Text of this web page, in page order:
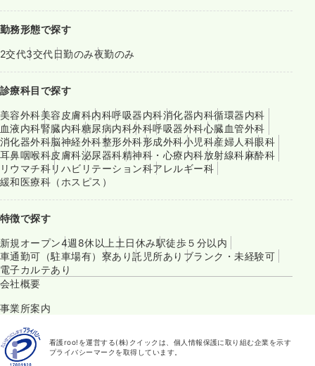
勤務形態で探す
2交代3交代日勤のみ夜勤のみ
診療科目で探す
美容外科美容皮膚科内科呼吸器内科消化器内科循環器内科
血液内科腎臓内科糖尿病内科外科呼吸器外科心臓血管外科
消化器外科脳神経外科整形外科形成外科小児科産婦人科眼科
耳鼻咽喉科皮膚科泌尿器科精神科・心療内科放射線科麻酔科
リウマチ科リハビリテーション科アレルギー科
緩和医療科（ホスピス）
特徴で探す
新規オープン4週8休以上 土日休み駅徒歩５分以内
車通勤可（駐車場有） 寮あり託児所あり ブランク・未経験可
電子カルテあり
会社概要
事業所案内
看護roo!を運営する(株)クイックは、個人情報保護に取り組む企業を示す
プライバシーマークを取得しています。